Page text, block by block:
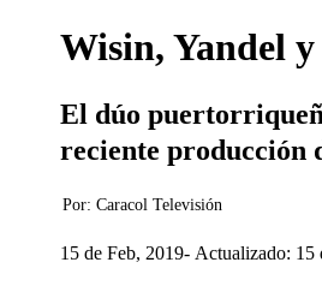
Wisin, Yandel
El dúo
reciente producción
Por: Caracol Televisión
15 de Feb, 2019 Actualizado: 15